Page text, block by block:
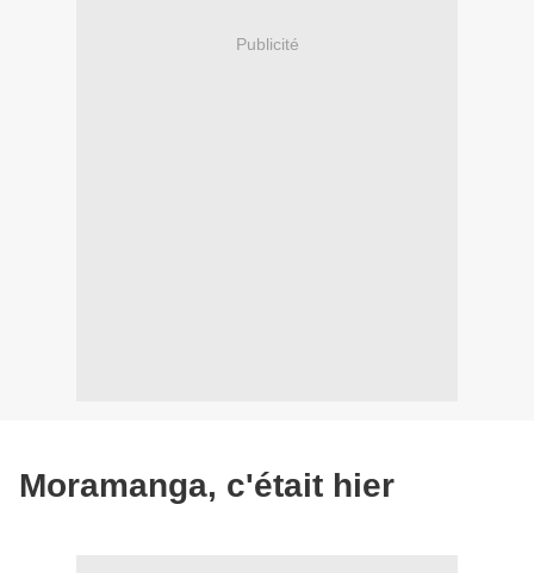
Publicité
Moramanga, c'était hier